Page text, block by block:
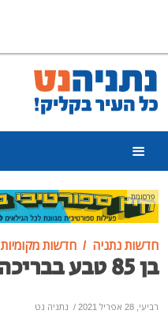
פרסומת
חדשות נתניה חדשות מקומיות
בן 85 טבע בבריכה בנתניה
רביעי, 28 אפריל 2021 / נתניה נט